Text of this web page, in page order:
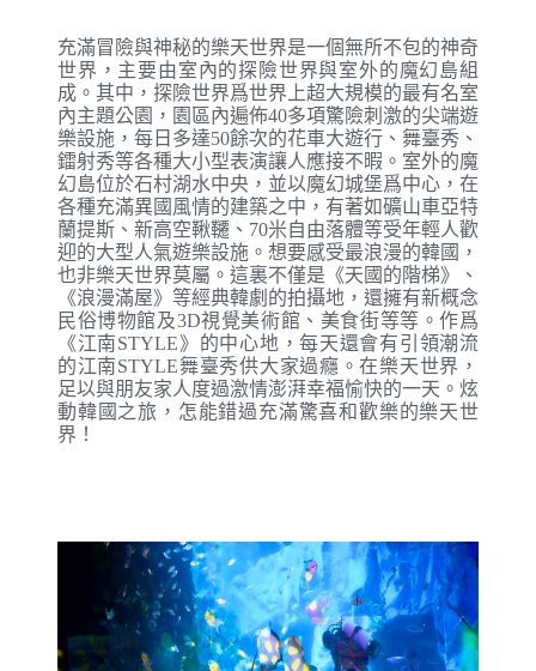
充滿冒險與神秘的樂天世界是一個無所不包的神奇
世界，主要由室內的探險世界與室外的魔幻島組
成。其中，探險世界爲世界上超大規模的最有名室
內主題公園，園區內遍佈40多項驚險刺激的尖端遊
樂設施，每日多達50餘次的花車大遊行、舞臺秀、
鐳射秀等各種大小型表演讓人應接不暇。室外的魔
幻島位於石村湖水中央，並以魔幻城堡爲中心，在
各種充滿異國風情的建築之中，有著如礦山車亞特
蘭提斯、新高空鞦韆、70米自由落體等受年輕人歡
迎的大型人氣遊樂設施。想要感受最浪漫的韓國，
也非樂天世界莫屬。這裏不僅是《天國的階梯》、
《浪漫滿屋》等經典韓劇的拍攝地，還擁有新概念
民俗博物館及3D視覺美術館、美食街等等。作爲
《江南STYLE》的中心地，每天還會有引領潮流
的江南STYLE舞臺秀供大家過癮。在樂天世界，
足以與朋友家人度過激情澎湃幸福愉快的一天。炫
動韓國之旅，怎能錯過充滿驚喜和歡樂的樂天世
界！